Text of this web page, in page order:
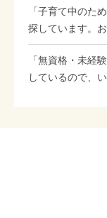
「子育て中のた
探しています。
「無資格・未経
しているので、